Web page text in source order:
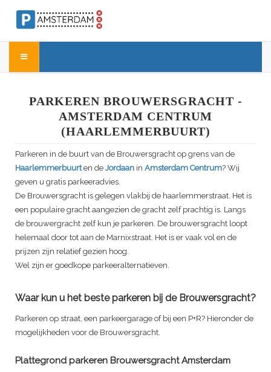
PARKEREN BROUWERSGRACHT -
AMSTERDAM CENTRUM
(HAARLEMMERBUURT)
Parkeren in de buurt van de Brouwersgracht op grens van de
Haarlemmerbuurten de Jordaan in Amsterdam Centrum? Wij
geven u gratis parkeeradvies.
De Brouwersgracht is gelegen vlakbij de haarlemmerstraat. Het is
een populaire gracht aangezien de gracht zelf prachtig is. Langs
de brouwergracht zelf kun je parkeren. De brouwersgracht loopt
helemaal door tot aan de Marnixstraat. Het is er vaak vol en de
prijzen zijn relatief gezien hoog.
Wel zijn er goedkope parkeeralternatieven.
Waar kun u het beste parkeren bij de Brouwersgracht?
Parkeren op straat, een parkeergarage of bij een P+R? Hieronder de
mogelijkheden voor de Brouwersgracht.
Plattegrond parkeren Brouwersgracht Amsterdam